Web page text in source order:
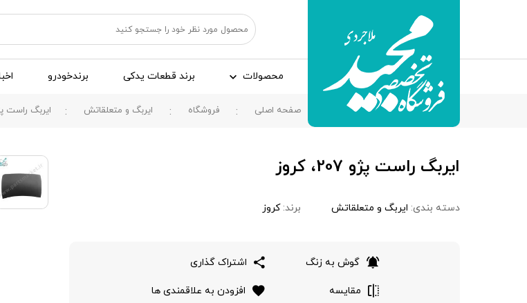
محصولات برند قطعات یدکی برندخودرو
صفحه اصلی فروشگاه ایربگ و متعلقاتش ایربگ راست پژو 207،
ایربگ راست پژو 207، کروز
دسته بندی: ایربگ و متعلقاتش برند:کروز
گوش به زنگ اشتراک گذاری
مقایسه افزودن به علاقمندی ها